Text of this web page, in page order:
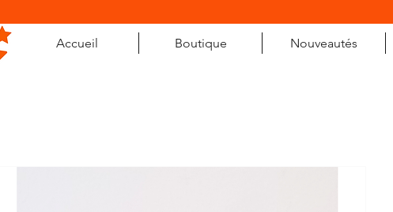
Accueil Boutique Nouveautés